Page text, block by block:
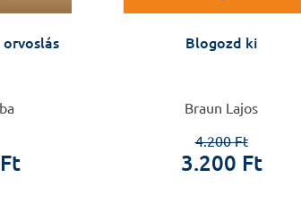
Blogozd ki
Braun Lajos
4.200 Ft
3.200 Ft